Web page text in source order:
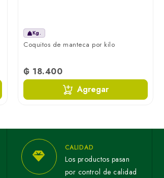
Kg.
Coquitos de manteca por kilo
₲ 18.400
Agregar
CALIDAD
Los productos pasan
por control de calidad